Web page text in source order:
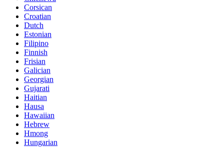
Corsican
Croatian
Dutch
Estonian
Filipino
Finnish
Frisian
Galician
Georgian
Gujarati
Haitian
Hausa
Hawaiian
Hebrew
Hmong
Hungarian